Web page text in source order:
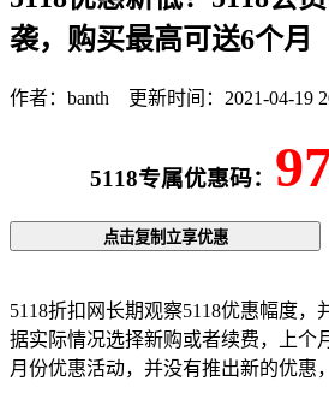
袭，购买最高可送6个月
作者：banth 更新时间：2021-04-19
5118专属优惠码：
点击复制立享优惠
5118折扣网长期观察5118优惠幅度，
据实际情况选择新购或者续费，上个
月份优惠活动，并没有推出新的优惠